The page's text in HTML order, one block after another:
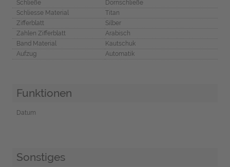
Schließe
Dornschließe
Schliesse Material
Titan
Zifferblatt
Silber
Zahlen Zifferblatt
Arabisch
Band Material
Kautschuk
Aufzug
Automatik
Funktionen
Datum
Sonstiges